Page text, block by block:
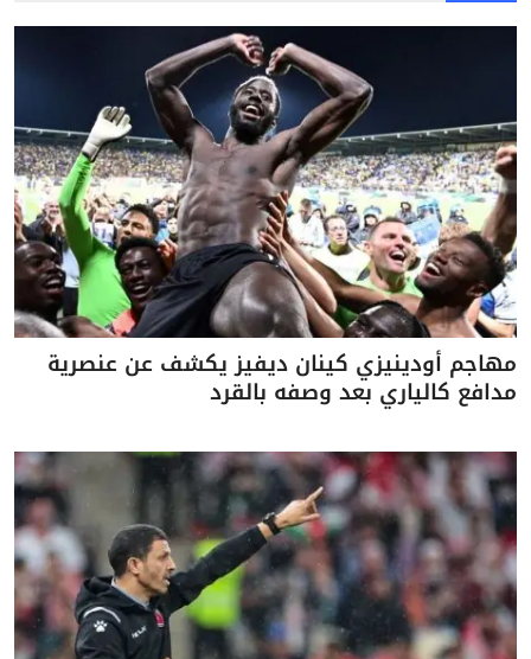
مهاجم أودينيزي كينان ديفيز يكشف عن عنصرية
مدافع كالياري بعد وصفه بالقرد